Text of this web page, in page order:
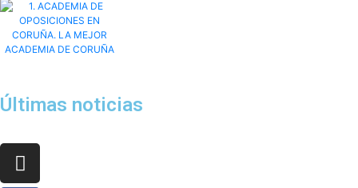
Últimas noticias